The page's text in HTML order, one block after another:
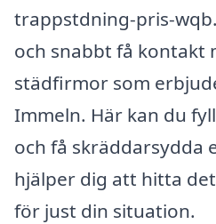
trappstdning-pris-
och snabbt få kontakt
städfirmor som
Immeln. Här kan du
och få skräddarsydda
hjälper dig att hitta
för just din situation.